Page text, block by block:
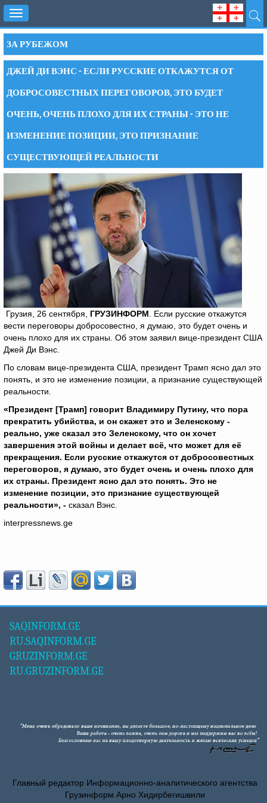
Toggle
navigation
ЗА РУБЕЖОМ
ДЖЕЙ ДИ ВЭНС - ЕСЛИ РУССКИЕ ОТКАЖУТСЯ ОТ
ДОБРОСОВЕСТНЫХ ПЕРЕГОВОРОВ, ЭТО БУДЕТ
ОЧЕНЬ, ОЧЕНЬ ПЛОХО ДЛЯ ИХ СТРАНЫ - ЭТО НЕ
ИЗМЕНЕНИЕ ПОЗИЦИИ, ЭТО ПРИЗНАНИЕ
СУЩЕСТВУЮЩЕЙ РЕАЛЬНОСТИ
Грузия, 26 сентября, ГРУЗИНФОРМ . Если русские откажутся
вести переговоры добросовестно, я думаю, это будет очень и
очень плохо для их страны. Об этом заявил вице-президент США
Джей Ди Вэнс.
По словам вице-президента США, президент Трамп ясно дал это
понять, и это не изменение позиции, а признание существующей
реальности.
«Президент [Трамп] говорит Владимиру Путину, что пора
прекратить убийства, и он скажет это и Зеленскому -
реально, уже сказал это Зеленскому, что он хочет
завершения этой войны и делает всё, что может для её
прекращения. Если русские откажутся от добросовестных
переговоров, я думаю, это будет очень и очень плохо для
их страны. Президент ясно дал это понять. Это не
изменение позиции, это признание существующей
реальности», - сказал Вэнс.
interpressnews.ge
SAQINFORM.GE
RU.SAQINFORM.GE
GRUZINFORM.GE
RU.GRUZINFORM.GE
Главный редактор Информационно-аналитического агентства
Грузинформ Арно Хидирбегишвили